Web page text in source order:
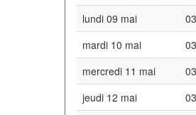
lundi 09 mai
mardi 10 mai
mercredi 11 mai
jeudi 12 mai